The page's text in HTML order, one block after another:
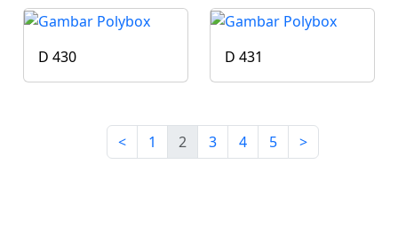
D 430 D 431
< 1 2 3 4 5 >